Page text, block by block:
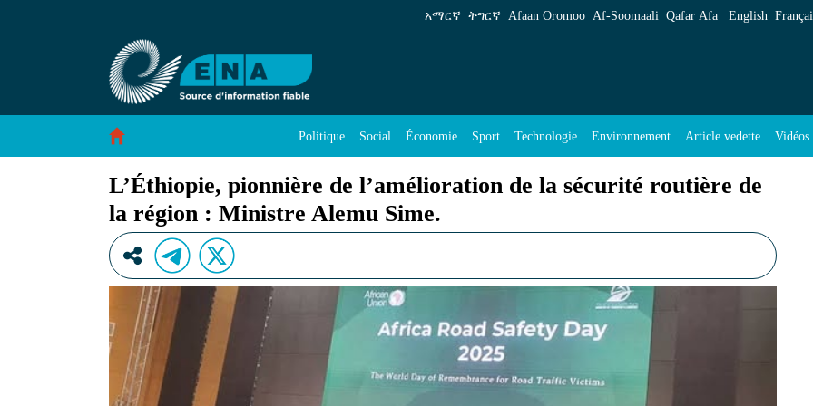
L’Éthiopie, pionnière de l’amélioration de la sécurité routière de la région : Ministre Alemu
አማርኛ ትግርኛ Afaan Oromoo Af‑Soomaali Qafar Afa English
Politique Social Économie Sport Technologie Environnement Article vedette Vidéos
L’Éthiopie, pionnière de l’amélioration de la sécurité routière de
la région : Ministre Alemu Sime.